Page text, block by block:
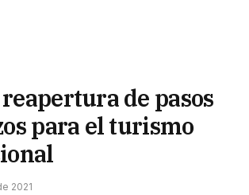
de pasos
para el turismo
2021